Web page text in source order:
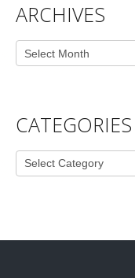
ARCHIVES
Archives
CATEGORIES
Categories